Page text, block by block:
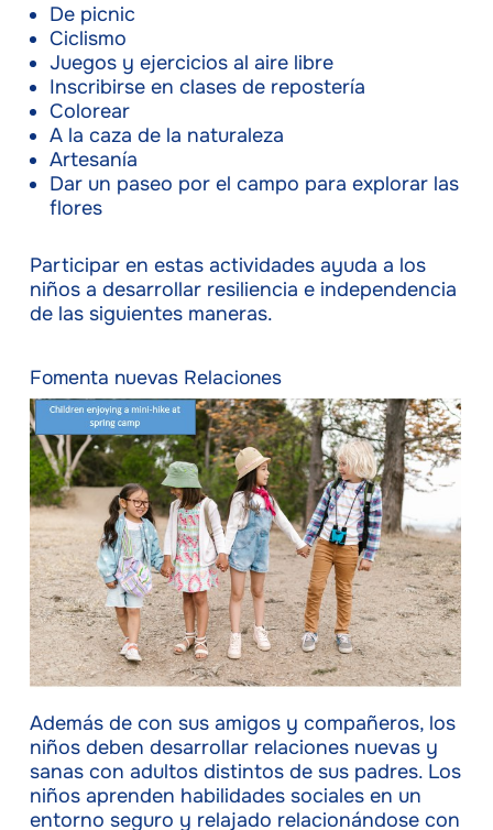
De picnic
Ciclismo
Juegos y ejercicios al aire libre
Inscribirse en clases de repostería
Colorear
A la caza de la naturaleza
Artesanía
Dar un paseo por el campo para explorar las
flores
Participar en estas actividades ayuda a los
niños a desarrollar resiliencia e independencia
de las siguientes maneras.
Fomenta nuevas Relaciones
Además de con sus amigos y compañeros, los
niños deben desarrollar relaciones nuevas y
sanas con adultos distintos de sus padres. Los
niños aprenden habilidades sociales en un
entorno seguro y relajado relacionándose con